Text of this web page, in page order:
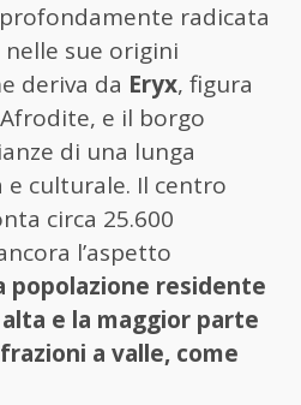
radicata
sue origini
deriva da Eryx, figura
e il borgo
di una lunga
culturale. Il centro
circa 25.600
l’aspetto
popolazione residente
e la maggior parte
a valle, come